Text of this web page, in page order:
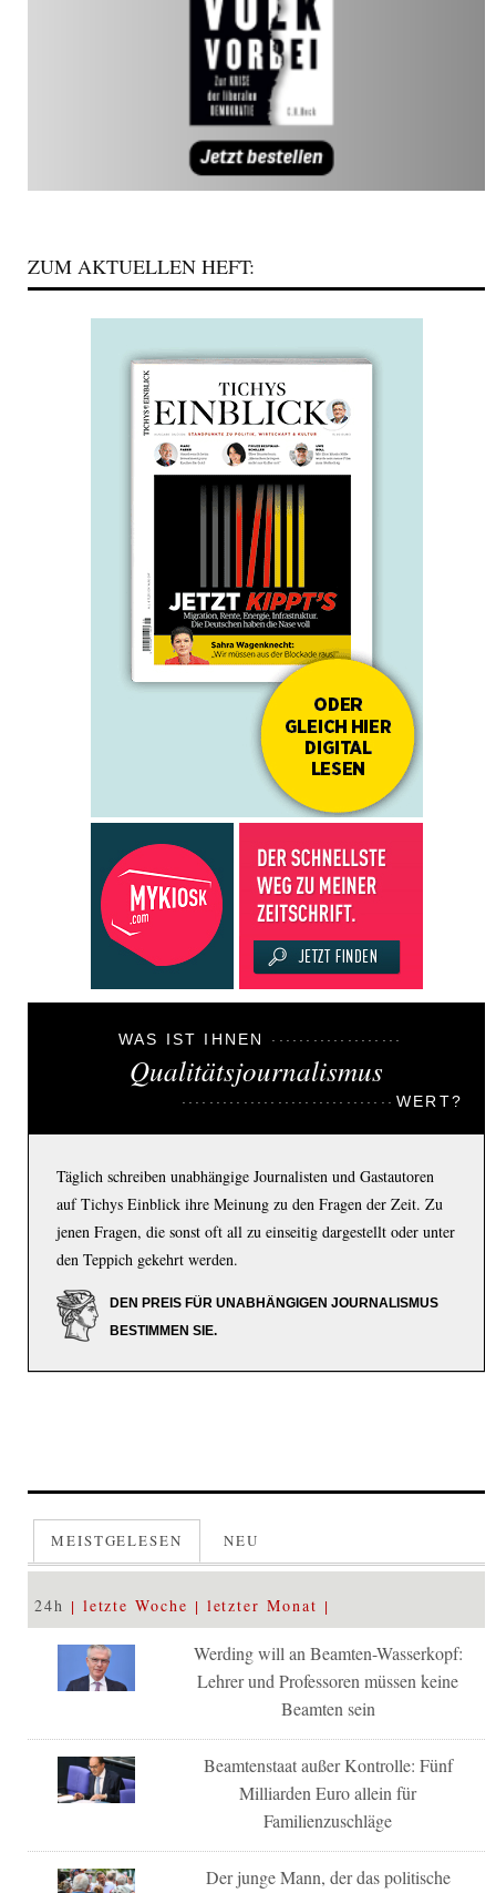
ZUM AKTUELLEN HEFT:
WAS IST IHNEN
Qualitätsjournalismus
WERT?
Täglich schreiben unabhängige Journalisten und Gastautoren
auf Tichys Einblick ihre Meinung zu den Fragen der Zeit. Zu
jenen Fragen, die sonst oft all zu einseitig dargestellt oder unter
den Teppich gekehrt werden.
DEN PREIS FÜR UNABHÄNGIGEN JOURNALISMUS
BESTIMMEN SIE.
MEISTGELESEN NEU
24h letzte Woche letzter Monat
Werding will an Beamten-Wasserkopf:
Lehrer und Professoren müssen keine
Beamten sein
Beamtenstaat außer Kontrolle: Fünf
Milliarden Euro allein für
Familienzuschläge
Der junge Mann, der das politische